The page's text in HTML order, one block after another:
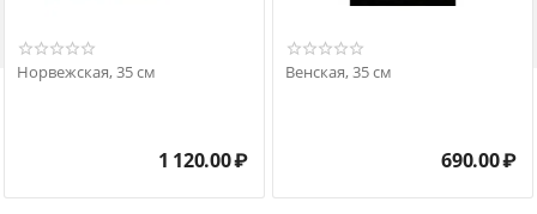
Норвежская, 35 см
1 120.00₽
Венская, 35 см
690.00₽